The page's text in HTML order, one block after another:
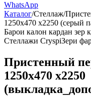
WhatsApp
Каталог/Стеллаж/
1250х470 х2250 (серый
Барои калон кардан зер
Стеллажи CryspiЗери
Пристенный
1250х470 х2250